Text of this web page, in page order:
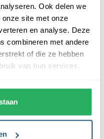
Ook delen we
site met onze
en analyse. Deze
combineren met andere
of die ze hebben
van hun services.
hoge kwaliteit. Ze zijn
een dubbele stiknaad, wat
stevigheid. Wij bieden de
namelijk 40x60
cm en 200x300 cm.
kiest, worden de vlaggen
De